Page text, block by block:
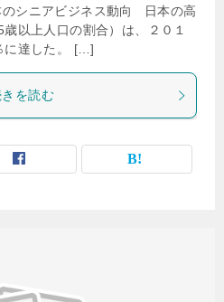
シニアビジネス動向 日本の高
以上人口の割合）は、２０１
に達した。 […]
を読む